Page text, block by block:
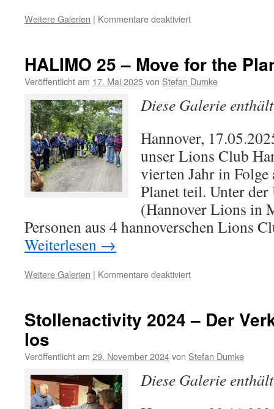
Weitere Galerien | Kommentare deaktiviertfür
President
HALIMO 25 – Move for the
Veröffentlicht am 17. Mai 2025von Stefan Dumke
Diese Galerie
Hannover,
unser Lions Club
vierten Jahr in
Planet teil. Unter
(Hannover Lions in
Personen aus 4 hannoverschen Lions
Weiterlesen →
Weitere Galerien | Kommentare deaktiviertfür
Move
Planet
2025
Stollenactivity 2024 – Der
los
Veröffentlicht am 29. November 2024von Stefan Dumke
Diese Galerie